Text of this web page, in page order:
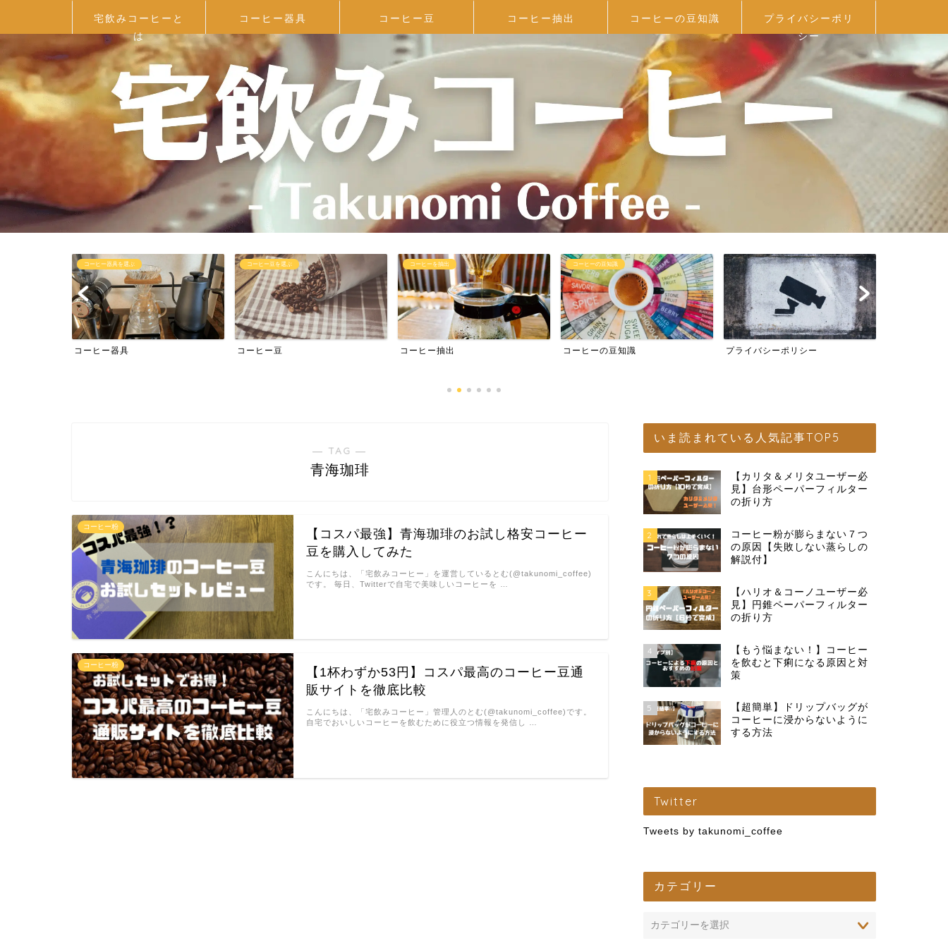
宅飲みコーヒーと
は
コーヒー器具 コーヒー豆 コーヒー抽出 コーヒーの豆知識
プライバシーポリ
シー
コーヒー器具を選ぶ
コーヒー器具
コーヒー豆を選ぶ
コーヒー豆
コーヒーを抽出
コーヒー抽出
コーヒーの豆知識
コーヒーの豆知識 プライバシーポリシー
― TAG ―
青海珈琲
コーヒー粉
【コスパ最強】青海珈琲のお試し格安コーヒー
豆を購入してみた
こんにちは、「宅飲みコーヒー」を運営しているとむ(@takunomi_coffee)
です。 毎日、Twitterで自宅で美味しいコーヒーを …
コーヒー粉
【1杯わずか53円】コスパ最高のコーヒー豆通
販サイトを徹底比較
こんにちは、「宅飲みコーヒー」管理人のとむ(@takunomi_coffee)です。
自宅でおいしいコーヒーを飲むために役立つ情報を発信し …
いま読まれている人気記事TOP5
1
【カリタ＆メリタユーザー必
見】台形ペーパーフィルター
の折り方
2
コーヒー粉が膨らまない７つ
の原因【失敗しない蒸らしの
解説付】
3
【ハリオ＆コーノユーザー必
見】円錐ペーパーフィルター
の折り方
4
【もう悩まない！】コーヒー
を飲むと下痢になる原因と対
策
5
【超簡単】ドリップバッグが
コーヒーに浸からないように
する方法
Twitter
Tweets by takunomi_coffee
カテゴリー